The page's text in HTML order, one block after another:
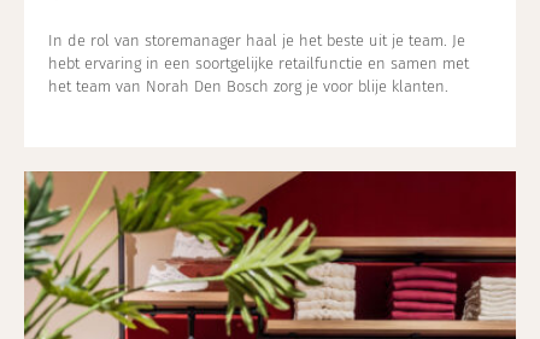
In de rol van storemanager haal je het beste uit je team. Je
hebt ervaring in een soortgelijke retailfunctie en samen met
het team van Norah Den Bosch zorg je voor blije klanten.